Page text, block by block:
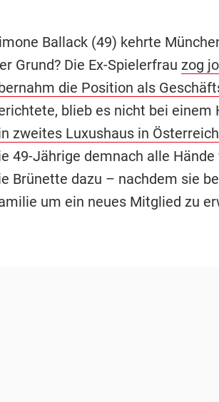
Ballack (49) kehrte
Grund? Die Ex-Spielerfrau zog
die Position als
blieb es nicht bei einem
zweites Luxushaus in Österreich
49-Jährige demnach alle
Brünette dazu – nachdem sie
um ein neues Mitglied zu